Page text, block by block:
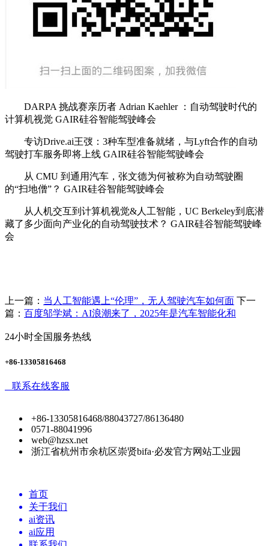
DARPA 挑战赛亲历者 Adrian Kaehler ：自动驾驶时代的
计算机视觉 GAIR硅谷智能驾驶峰会
专访Drive.ai王弢：3种车型准备就绪，与Lyft合作的自动
驾驶打车服务即将上线 GAIR硅谷智能驾驶峰会
从 CMU 到通用汽车，张文德为何被称为自动驾驶圈
的“扫地僧”？ GAIR硅谷智能驾驶峰会
从人机交互到计算机视觉&人工智能，UC Berkeley到底潜
藏了多少面向产业化的自动驾驶技术？ GAIR硅谷智能驾驶峰
会
上一篇： 当人工智能遇上“伦理”，无人驾驶汽车如何面 下一
篇： 百度邬学斌：AI浪潮来了，2025年是汽车智能化和
24小时全国服务热线
+86-13305816468
联系在线客服
+86-13305816468/88043727/86136480
0571-88041996
web@hzsx.net
浙江省杭州市余杭区崇贤bifa·必发官方网站工业园
首页
关于我们
ai资讯
ai应用